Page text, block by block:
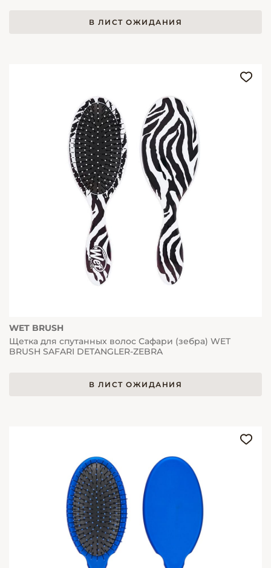
В ЛИСТ ОЖИДАНИЯ
WET BRUSH
Щетка для спутанных волос Сафари (зебра) WET
BRUSH SAFARI DETANGLER-ZEBRA
В ЛИСТ ОЖИДАНИЯ